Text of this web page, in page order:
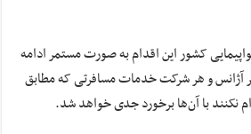
کشور این اقدام به صورت مستمر ادامه
آژانس و هر شرکت خدمات مسافرتی که مطابق
نکنند با آن‌ها برخورد جدی خواهد شد.